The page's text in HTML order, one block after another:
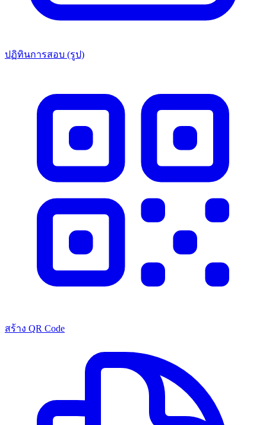
ปฏิทินการสอบ (รูป)
สร้าง QR Code